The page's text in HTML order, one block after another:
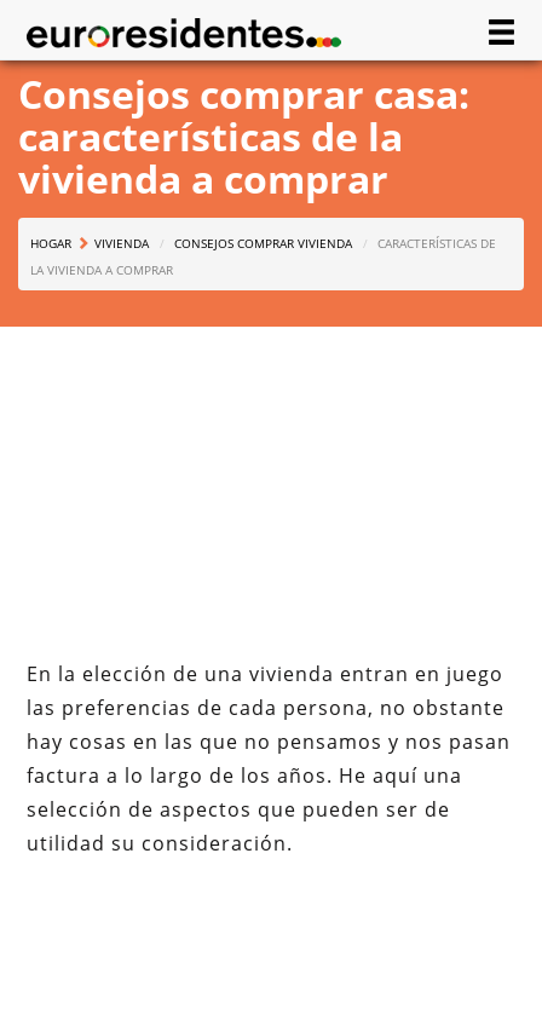
Consejos comprar casa:
características de la
vivienda a comprar
HOGAR VIVIENDA CONSEJOS COMPRAR VIVIENDA
CARACTERÍSTICAS DE
LA VIVIENDA A COMPRAR
En la elección de una vivienda entran en juego
las preferencias de cada persona, no obstante
hay cosas en las que no pensamos y nos pasan
factura a lo largo de los años. He aquí una
selección de aspectos que pueden ser de
utilidad su consideración.